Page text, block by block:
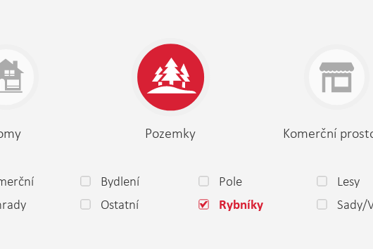
Pozemky Komerční
Bydlení Pole Lesy
Ostatní Rybníky Sady/